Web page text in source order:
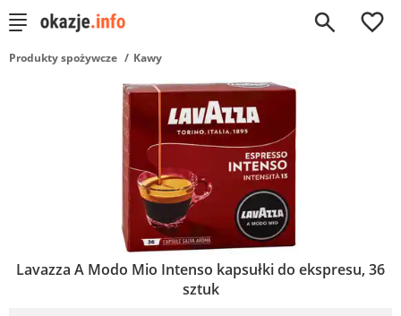
0
Produkty spożywcze Kawy
Lavazza A Modo Mio Intenso kapsułki do ekspresu, 36
sztuk